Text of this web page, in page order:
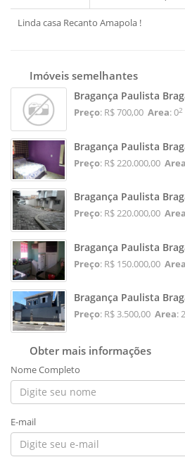
Linda casa Recanto Amapola !
Imóveis semelhantes
Bragança Paulista
Preço: R$ 700,00 Area: 02
Bragança Paulista
Preço: R$ 220.000,00 Area
Bragança Paulista
Preço: R$ 220.000,00 Area
Bragança Paulista
Preço: R$ 150.000,00 Area
Bragança Paulista
Preço: R$ 3.500,00 Area:
Obter mais informações
Nome Completo
E-mail